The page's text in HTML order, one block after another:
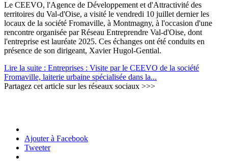
Le CEEVO, l'Agence de Développement et d'Attractivité des
territoires du Val-d'Oise, a visité le vendredi 10 juillet dernier les
locaux de la société Fromaville, à Montmagny, à l'occasion d'une
rencontre organisée par Réseau Entreprendre Val-d'Oise, dont
l'entreprise est lauréate 2025. Ces échanges ont été conduits en
présence de son dirigeant, Xavier Hugol-Gential.
Lire la suite : Entreprises : Visite par le CEEVO de la société
Fromaville, laiterie urbaine spécialisée dans la...
Partagez cet article sur les réseaux sociaux >>>
Ajouter à Facebook
Tweeter